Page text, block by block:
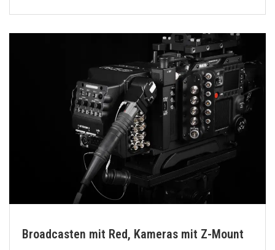
Broadcasten mit Red, Kameras mit Z-Mount